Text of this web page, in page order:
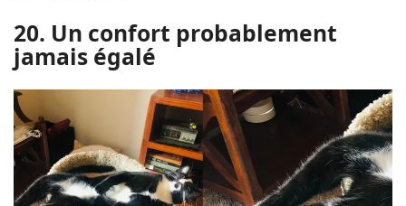
20. Un confort probablement
jamais égalé